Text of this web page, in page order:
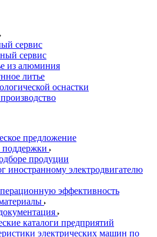
сервис
сервис
из алюминия
литье
оснастки
предложение
поддержки
продуции
иностранному электродвигателю
эффективность
каталоги предприятий
электрических машин по